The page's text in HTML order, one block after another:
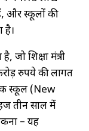
और स्कूलों की
है।
जो शिक्षा मंत्री
रुपये की लागत
स्कूल (New
तीन साल में
– यह